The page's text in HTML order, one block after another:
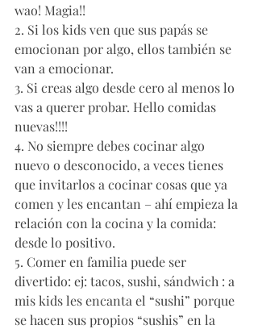
wao! Magia!!
2. Si los kids ven que sus papás se
emocionan por algo, ellos también se
van a emocionar.
3. Si creas algo desde cero al menos lo
vas a querer probar. Hello comidas
nuevas!!!!
4. No siempre debes cocinar algo
nuevo o desconocido, a veces tienes
que invitarlos a cocinar cosas que ya
comen y les encantan – ahí empieza la
relación con la cocina y la comida:
desde lo positivo.
5. Comer en familia puede ser
divertido: ej: tacos, sushi, sándwich : a
mis kids les encanta el “sushi” porque
se hacen sus propios “sushis” en la